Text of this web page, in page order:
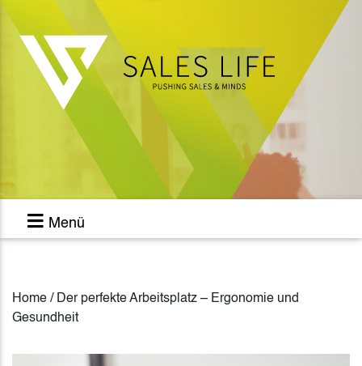
Menü
Home / Der perfekte Arbeitsplatz – Ergonomie und
Gesundheit